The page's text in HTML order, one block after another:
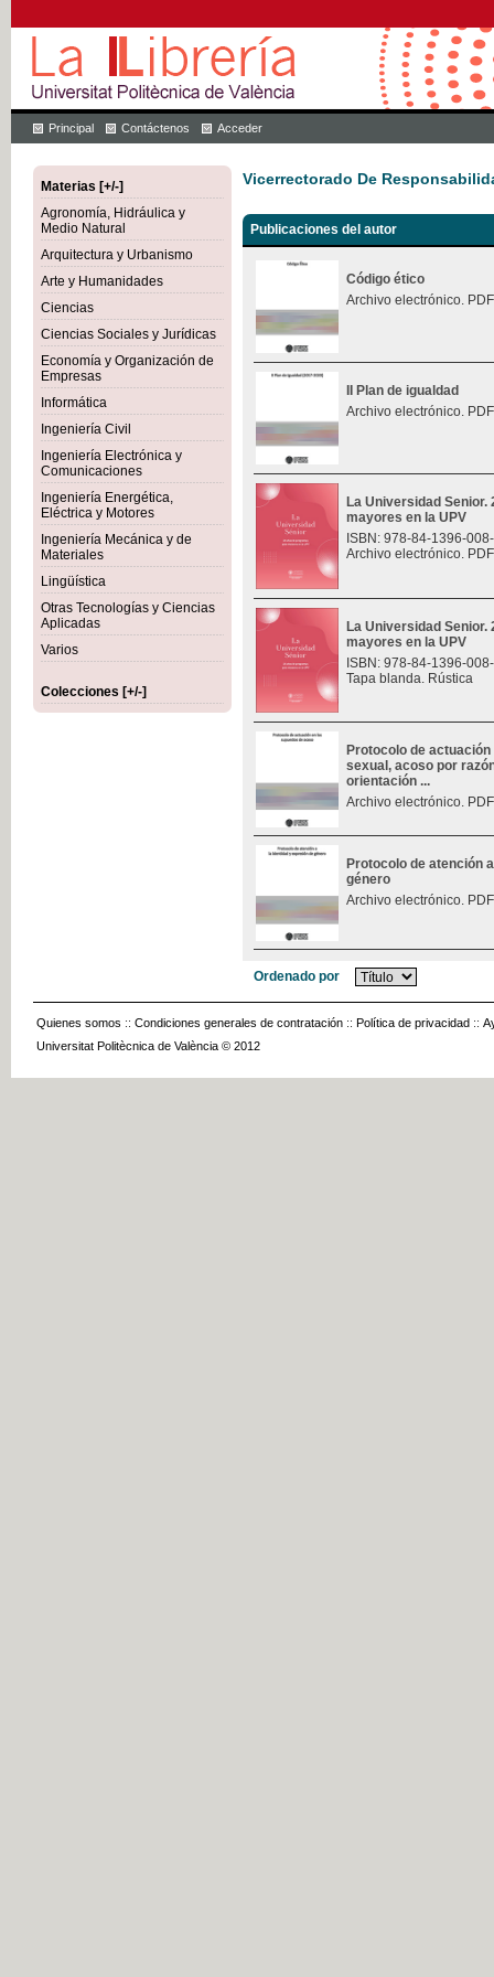
Principal Contáctenos Acceder
Materias [+/-]
Agronomía, Hidráulica y
Medio Natural
Arquitectura y Urbanismo
Arte y Humanidades
Ciencias
Ciencias Sociales y Jurídicas
Economía y Organización de
Empresas
Informática
Ingeniería Civil
Ingeniería Electrónica y
Comunicaciones
Ingeniería Energética,
Eléctrica y Motores
Ingeniería Mecánica y de
Materiales
Lingüística
Otras Tecnologías y Ciencias
Aplicadas
Varios
Colecciones [+/-]
Vicerrectorado De
Publicaciones del autor
Código ético
Archivo electrónico.
II Plan de igualdad
Archivo electrónico.
La Universidad
mayores en la UPV
ISBN: 978-84-1396-
Archivo electrónico.
La Universidad
mayores en la UPV
ISBN: 978-84-1396-
Tapa blanda. Rústica
Protocolo de
sexual, acoso por
orientación ...
Archivo electrónico.
Protocolo de atención
género
Archivo electrónico.
Ordenado por
Quienes somos :: Condiciones generales de contratación :: Política de privacidad ::
Universitat Politècnica de València © 2012